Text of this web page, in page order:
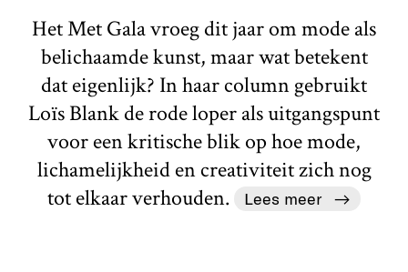
Het Met Gala vroeg dit jaar om mode als
belichaamde kunst, maar wat betekent
dat eigenlijk? In haar column gebruikt
Loïs Blank de rode loper als uitgangspunt
voor een kritische blik op hoe mode,
lichamelijkheid en creativiteit zich nog
tot elkaar verhouden.
Lees meer